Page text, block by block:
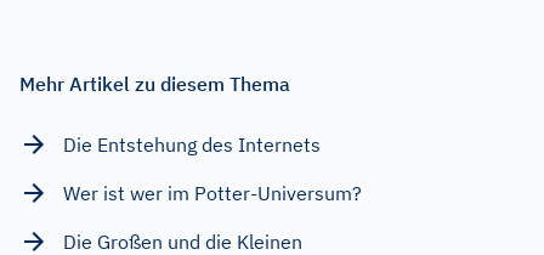
Mehr Artikel zu diesem Thema
Die Entstehung des Internets
Wer ist wer im Potter-Universum?
Die Großen und die Kleinen